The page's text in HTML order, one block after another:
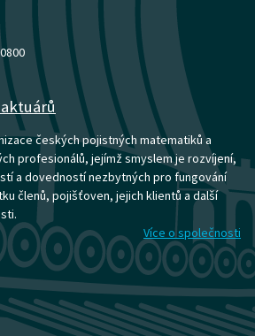
českých pojistných matematiků a
profesionálů, jejímž smyslem je rozvíjení,
a dovedností nezbytných pro fungování
členů, pojišťoven, jejich klientů a další
Více o společnosti